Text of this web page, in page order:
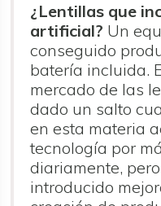
¿Lentillas que
artificial? Un
conseguido
batería incluida.
mercado de las
dado un salto
en esta materia
tecnología por
diariamente,
introducido